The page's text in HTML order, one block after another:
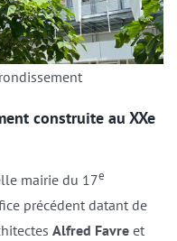
construite au XXe
mairie du 17e
précédent datant de
Alfred Favreet